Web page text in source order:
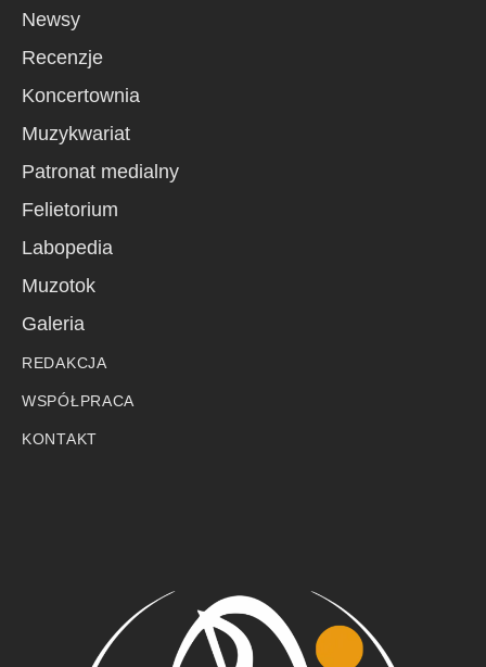
Newsy
Recenzje
Koncertownia
Muzykwariat
Patronat medialny
Felietorium
Labopedia
Muzotok
Galeria
REDAKCJA
WSPÓŁPRACA
KONTAKT